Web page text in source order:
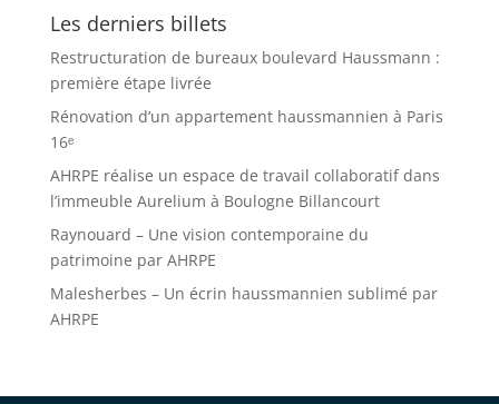
Les derniers billets
Restructuration de bureaux boulevard Haussmann :
première étape livrée
Rénovation d’un appartement haussmannien à Paris
16ᵉ
AHRPE réalise un espace de travail collaboratif dans
l’immeuble Aurelium à Boulogne Billancourt
Raynouard – Une vision contemporaine du
patrimoine par AHRPE
Malesherbes – Un écrin haussmannien sublimé par
AHRPE